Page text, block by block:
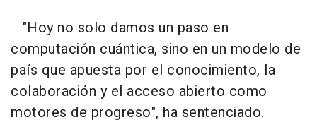
"Hoy no solo damos un paso en
computación cuántica, sino en un modelo de
país que apuesta por el conocimiento, la
colaboración y el acceso abierto como
motores de progreso", ha sentenciado.